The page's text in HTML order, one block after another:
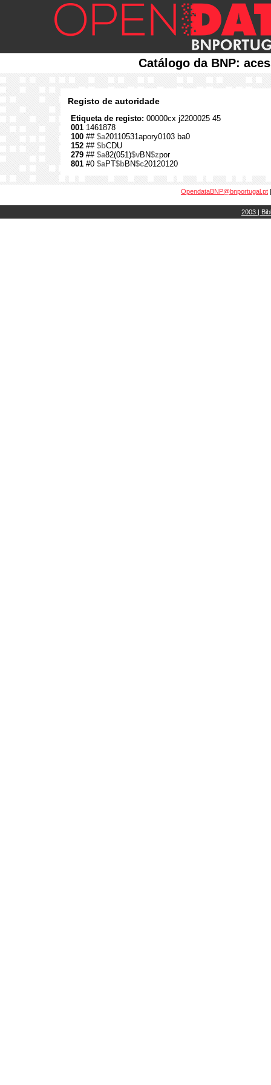
Catálogo da BNP:
Registo de autoridade
Etiqueta de registo: 00000cx j2200025 45
001 1461878
100 ## $a20110531apory0103 ba0
152 ## $bCDU
279 ## $a82(051)$vBN$zpor
801 #0 $aPT$bBN$c20120120
OpendataBNP@bnportugal.pt
2003 |